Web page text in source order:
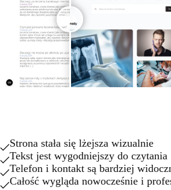
Strona stała się lżejsza wizualnie
Tekst jest wygodniejszy do czytania
Telefon i kontakt są bardziej
Całość wygląda nowocześnie i